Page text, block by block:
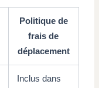
Politique de
frais de
déplacement
Inclus dans